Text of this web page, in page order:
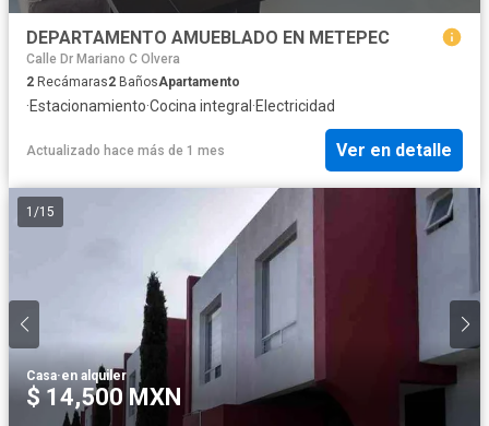
DEPARTAMENTO AMUEBLADO EN METEPEC
Calle Dr Mariano C Olvera
2 Recámaras2 BañosApartamento
·Estacionamiento·Cocina integral ·Electricidad
Actualizado hace más de 1 mes Ver en detalle
1 /15
Casa·en alquiler
$ 14,500 MXN